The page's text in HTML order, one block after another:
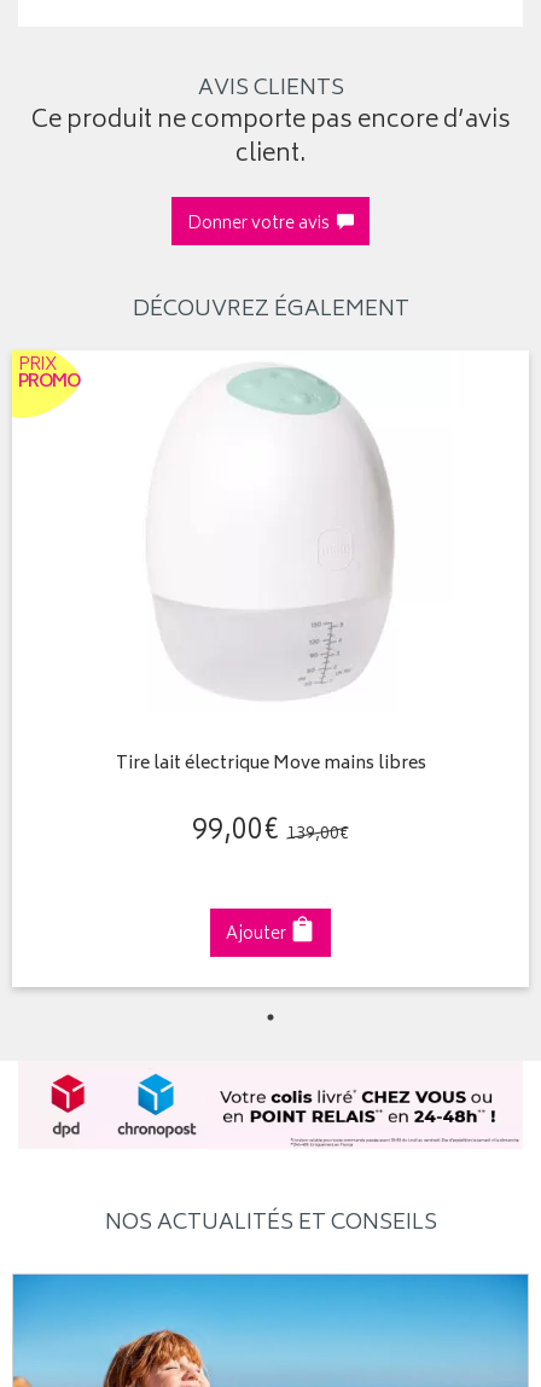
AVIS CLIENTS
Ce produit ne comporte pas encore d’avis
client.
Donner votre avis
DÉCOUVREZ ÉGALEMENT
PRIX
PROMO
Tire lait électrique Move mains libres
99,00€ 139,00€
Ajouter
NOS ACTUALITÉS ET CONSEILS